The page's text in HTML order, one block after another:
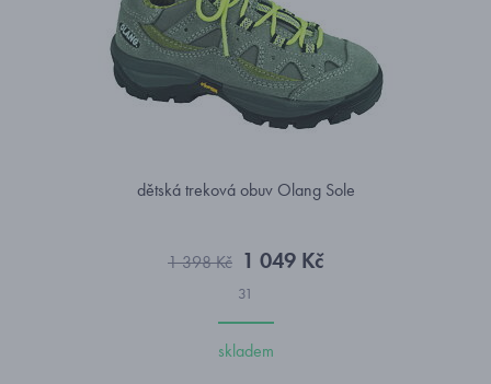
dětská treková obuv Olang Sole
1 398 Kč 1 049 Kč
31
skladem